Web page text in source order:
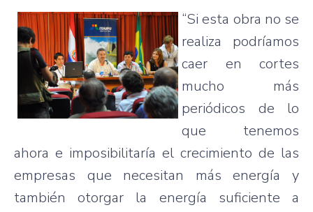
“Si esta obra no se
realiza podríamos
caer en cortes
mucho más
periódicos de lo
que tenemos
ahora e imposibilitaría el crecimiento de las
empresas que necesitan más energía y
también otorgar la energía suficiente a